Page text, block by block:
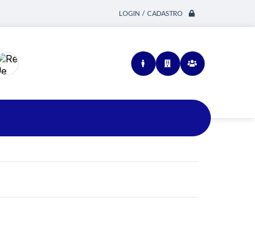
LOGIN / CADASTRO